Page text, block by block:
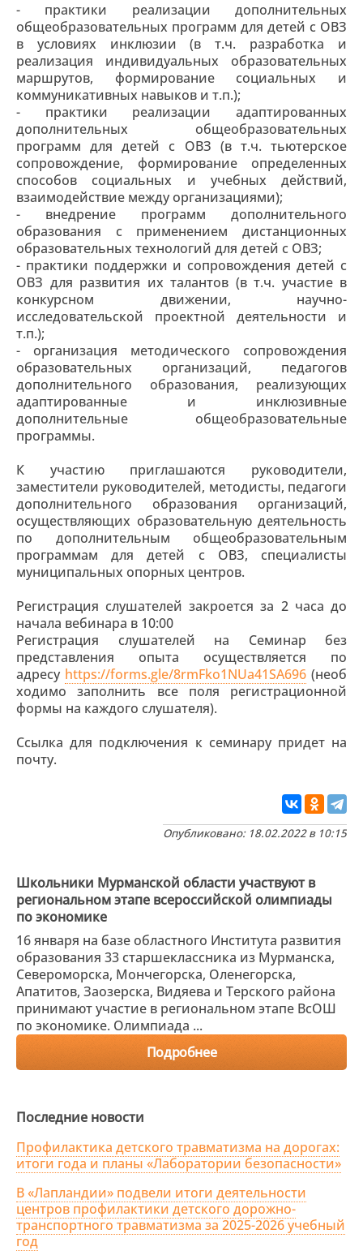
- практики реализации дополнительных
общеобразовательных программ для детей с ОВЗ
в условиях инклюзии (в т.ч. разработка и
реализация индивидуальных образовательных
маршрутов, формирование социальных и
коммуникативных навыков и т.п.);
- практики реализации адаптированных
дополнительных общеобразовательных
программ для детей с ОВЗ (в т.ч. тьютерское
сопровождение, формирование определенных
способов социальных и учебных действий,
взаимодействие между организациями);
- внедрение программ дополнительного
образования с применением дистанционных
образовательных технологий для детей с ОВЗ;
- практики поддержки и сопровождения детей с
ОВЗ для развития их талантов (в т.ч. участие в
конкурсном движении, научно-
исследовательской проектной деятельности и
т.п.);
- организация методического сопровождения
образовательных организаций, педагогов
дополнительного образования, реализующих
адаптированные и инклюзивные
дополнительные общеобразовательные
программы.
К участию приглашаются руководители,
заместители руководителей, методисты, педагоги
дополнительного образования организаций,
осуществляющих образовательную деятельность
по дополнительным общеобразовательным
программам для детей с ОВЗ, специалисты
муниципальных опорных центров.
Регистрация слушателей закроется за 2 часа до
начала вебинара в 10:00
Регистрация слушателей на Семинар без
представления опыта осуществляется по
адресу https://forms.gle/8rmFko1NUa41SA696 (необ
ходимо заполнить все поля регистрационной
формы на каждого слушателя).
Ссылка для подключения к семинару придет на
почту.
Опубликовано: 18.02.2022 в 10:15
Школьники Мурманской области участвуют в
региональном этапе всероссийской олимпиады
по экономике
16 января на базе областного Института развития
образования 33 старшеклассника из Мурманска,
Североморска, Мончегорска, Оленегорска,
Апатитов, Заозерска, Видяева и Терского района
принимают участие в региональном этапе ВсОШ
по экономике. Олимпиада ...
Подробнее
Последние новости
Профилактика детского травматизма на дорогах:
итоги года и планы «Лаборатории безопасности»
В «Лапландии» подвели итоги деятельности
центров профилактики детского дорожно-
транспортного травматизма за 2025-2026 учебный
год